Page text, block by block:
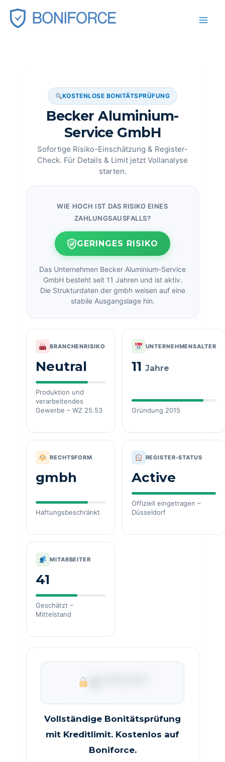
Zum
Inhalt
KOSTENLOSE BONITÄTSPRÜFUNG
Becker Aluminium-
Service GmbH
Sofortige Risiko-Einschätzung & Register-
Check. Für Details & Limit jetzt Vollanalyse
starten.
WIE HOCH IST DAS RISIKO EINES
ZAHLUNGSAUSFALLS?
GERINGES RISIKO
Das Unternehmen Becker Aluminium-Service
GmbH besteht seit 11 Jahren und ist aktiv.
Die Strukturdaten der gmbh weisen auf eine
stabile Ausgangslage hin.
BRANCHENRISIKO
Neutral
Produktion und
verarbeitendes
Gewerbe – WZ 25.53
UNTERNEHMENSALTER
11 Jahre
Gründung 2015
RECHTSFORM
gmbh
Haftungsbeschränkt
REGISTER-STATUS
Active
Offiziell eingetragen –
Düsseldorf
MITARBEITER
41
Geschätzt –
Mittelstand
Vollständige Bonitätsprüfung
mit Kreditlimit. Kostenlos auf
Boniforce.